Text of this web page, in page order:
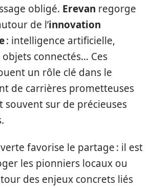
obligé. Erevan regorge
de l’innovation
: intelligence artificielle,
connectés… Ces
un rôle clé dans le
de carrières prometteuses
souvent sur de précieuses
favorise le partage : il est
les pionniers locaux ou
des enjeux concrets liés